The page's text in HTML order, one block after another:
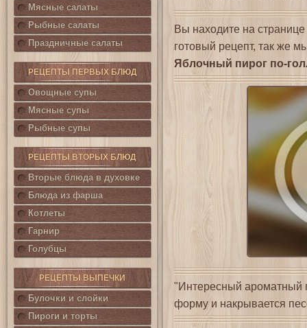
Мясные салаты
Рыбные салаты
Праздничные салаты
РЕЦЕПТЫ ПЕРВЫХ БЛЮД
Овощные супы
Мясные супы
Рыбные супы
РЕЦЕПТЫ ВТОРЫХ БЛЮД
Вторые блюда в духовке
Блюда из фарша
Котлеты
Гарнир
Голубцы
РЕЦЕПТЫ ВЫПЕЧКИ
Булочки и слойки
Пироги и торты
Вы находите на странице
готовый рецепт, так же
Яблочный пирог по-
"Интересный ароматный
форму и накрывается